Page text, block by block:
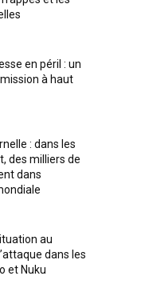
en péril : un
à haut
: dans les
des milliers de
dans
au
dans les
et Nuku